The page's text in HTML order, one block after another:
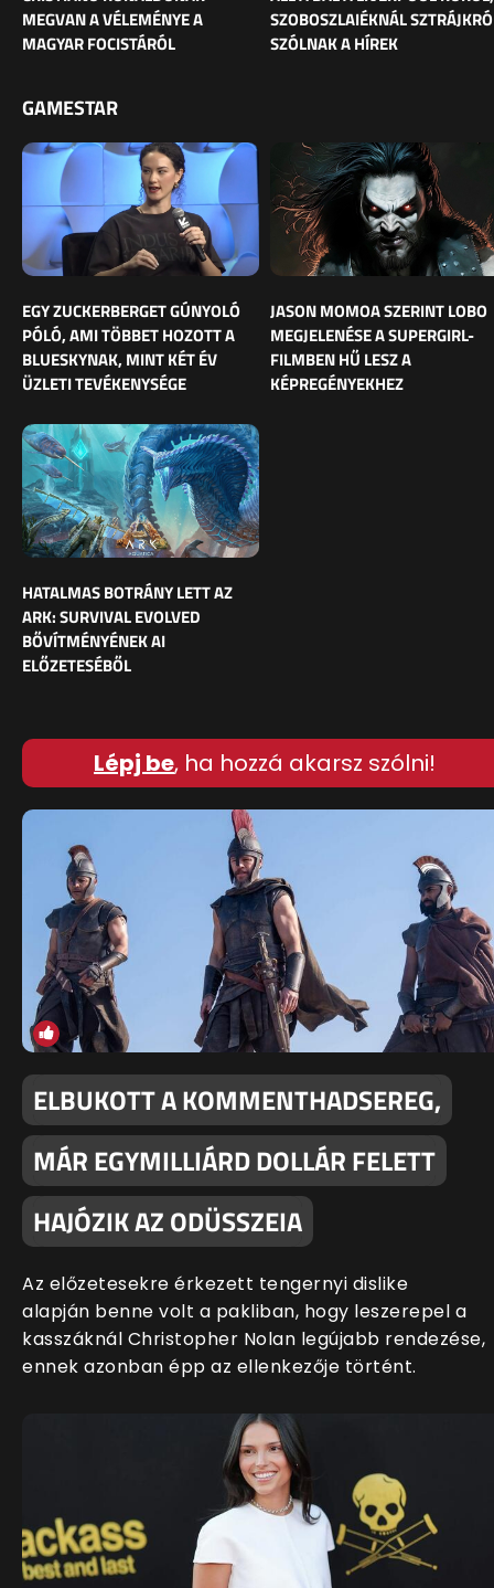
MEGVAN A VÉLEMÉNYE A
MAGYAR FOCISTÁRÓL
SZOBOSZLAIÉKNÁL
SZÓLNAK A HÍREK
GAMESTAR
EGY ZUCKERBERGET GÚNYOLÓ
PÓLÓ, AMI TÖBBET HOZOTT A
BLUESKYNAK, MINT KÉT ÉV
ÜZLETI TEVÉKENYSÉGE
JASON MOMOA SZERINT LOBO
MEGJELENÉSE A SUPERGIRL-
FILMBEN HŰ LESZ A
KÉPREGÉNYEKHEZ
HATALMAS BOTRÁNY LETT AZ
ARK: SURVIVAL EVOLVED
BŐVÍTMÉNYÉNEK AI
ELŐZETESÉBŐL
Lépj be, ha hozzá akarsz szólni!
ELBUKOTT A KOMMENTHADSEREG,
MÁR EGYMILLIÁRD DOLLÁR FELETT
HAJÓZIK AZ ODÜSSZEIA
Az előzetesekre érkezett tengernyi dislike
alapján benne volt a pakliban, hogy leszerepel a
kasszáknál Christopher Nolan legújabb rendezése,
ennek azonban épp az ellenkezője történt.